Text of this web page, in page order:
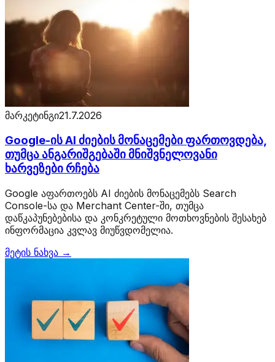
მარკეტინგი21.7.2026
Google-ის AI ძიების მონაცემები ფართოვდება,
თუმცა ანგარიშგებაში მნიშვნელოვანი
ხარვეზები რჩება
Google აფართოებს AI ძიების მონაცემებს Search
Console-სა და Merchant Center-ში, თუმცა
დაწკაპუნებებისა და კონკრეტული მოთხოვნების შესახებ
ინფორმაცია კვლავ მიუწვდომელია.
მეტის ნახვა →